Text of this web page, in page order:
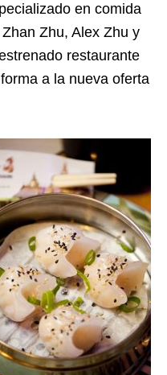
en comida
Zhu, Alex Zhu y
restaurante
a la nueva oferta